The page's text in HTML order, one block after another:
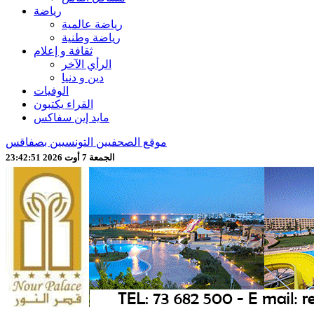
رياضة
رياضة عالمية
رياضة وطنية
ثقافة و إعلام
الرأي الآخر
دين و دنيا
الوفيات
القراء يكتبون
مايد إين سفاكس
موقع الصحفيين التونسيين بصفاقس
الجمعة 7 أوت 2026 23:42:52